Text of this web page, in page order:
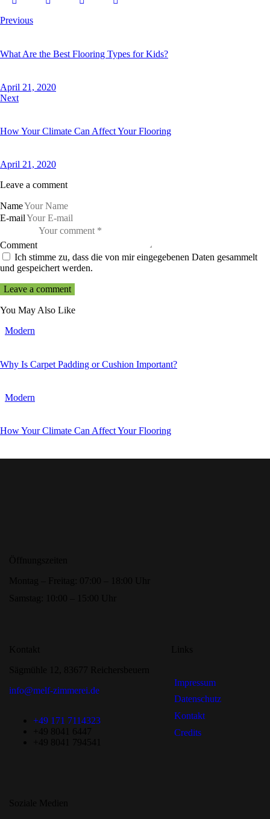
Previous
What Are the Best Flooring Types for Kids?
April 21, 2020
Next
How Your Climate Can Affect Your Flooring
April 21, 2020
Leave a comment
Name
E-mail
Comment
Ich stimme zu, dass die von mir eingegebenen Daten gesammelt
und gespeichert werden.
You May Also Like
Modern
Why Is Carpet Padding or Cushion Important?
Modern
How Your Climate Can Affect Your Flooring
info@melf-zimmerei.de
+49 171 7114323
Impressum
Datenschutz
Kontakt
Credits